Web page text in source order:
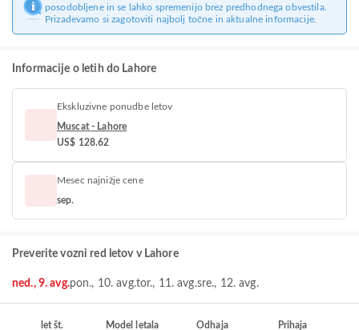
posodobljene in se lahko spremenijo brez predhodnega obvestila.
Prizadevamo si zagotoviti najbolj točne in aktualne informacije.
Informacije o letih do Lahore
Ekskluzivne ponudbe letov
Muscat - Lahore
US$ 128.62
Mesec najnižje cene
sep.
Preverite vozni red letov v Lahore
ned., 9. avg.pon., 10. avg.tor., 11. avg.sre., 12. avg.
let št. Model letala Odhaja Prihaja